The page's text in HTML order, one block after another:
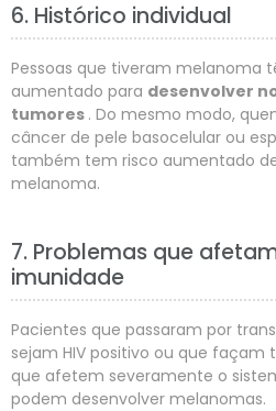
6. Histórico individual
Pessoas que tiveram melanoma
aumentado para desenvolver
tumores . Do mesmo modo,
câncer de pele basocelular ou
também tem risco aumentado
melanoma.
7. Problemas que
imunidade
Pacientes que passaram por
sejam HIV positivo ou que façam
que afetem severamente o
podem desenvolver melanomas.